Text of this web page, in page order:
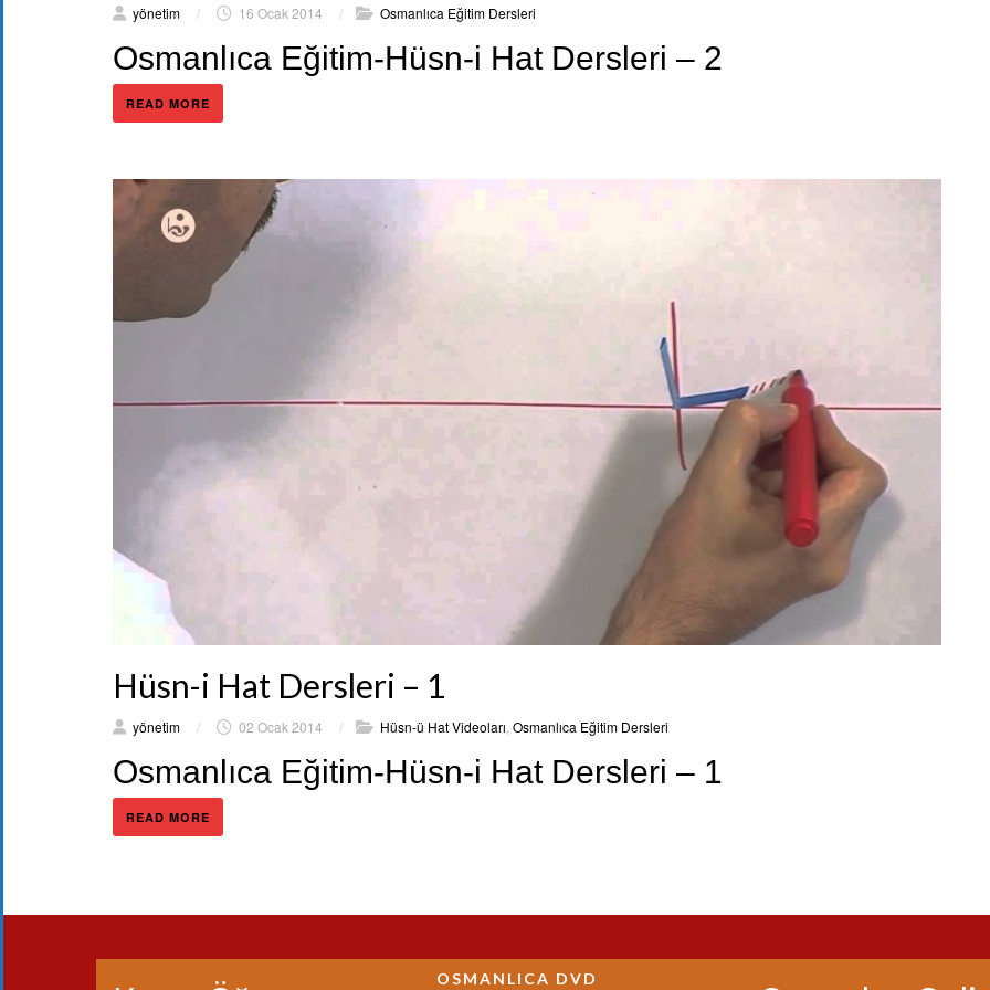
yönetim / 16 Ocak 2014 / Osmanlıca Eğitim Dersleri
Osmanlıca Eğitim-Hüsn-i Hat Dersleri – 2
READ MORE
Hüsn-i Hat Dersleri – 1
yönetim / 02 Ocak 2014 / Hüsn-ü Hat Videoları Osmanlıca Eğitim Dersleri
Osmanlıca Eğitim-Hüsn-i Hat Dersleri – 1
READ MORE
OSMANLICA DVD